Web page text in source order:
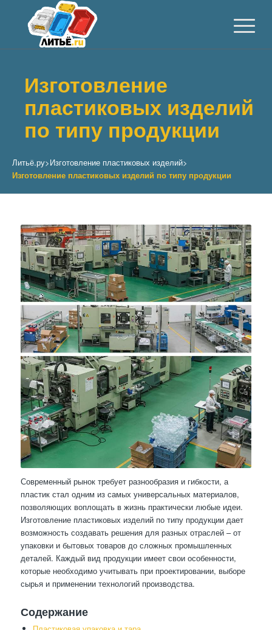
Изготовление
пластиковых изделий
по типу продукции
Литьё.ру>Изготовление пластиковых изделий>
Изготовление пластиковых изделий по типу продукции
Современный рынок требует разнообразия и гибкости, а
пластик стал одним из самых универсальных материалов,
позволяющих воплощать в жизнь практически любые идеи.
Изготовление пластиковых изделий по типу продукции дает
возможность создавать решения для разных отраслей – от
упаковки и бытовых товаров до сложных промышленных
деталей. Каждый вид продукции имеет свои особенности,
которые необходимо учитывать при проектировании, выборе
сырья и применении технологий производства.
Содержание